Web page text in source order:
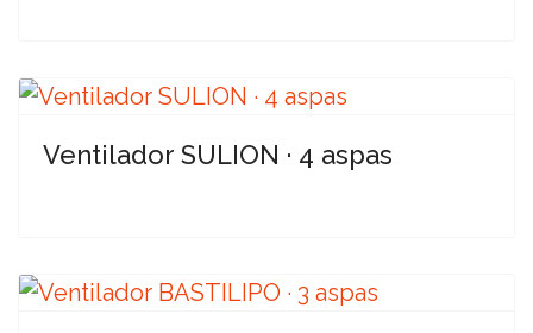
Ventilador SULION · 4 aspas